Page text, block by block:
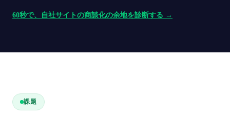
60秒で、自社サイトの商談化の余地を診断する →
課題